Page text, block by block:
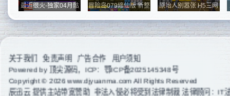
最近很火-独家04月骷
冒险岛079修仙版 新整
原始人别嚣张 H5三网
关于我们 免责声明 广告合作
用户须知
Powered by 顶尖源码，ICP： 鄂ICP备2025145348号
Copyright © 2026 www.djyuanma.com All Rights Reserved
辰迅云提供主站带宽赞助 非法入侵必将受到法律制裁 法律顾问：IT